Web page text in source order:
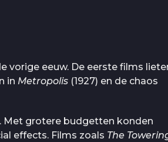
vorige eeuw. De eerste films
in Metropolis (1927) en de chaos
Met grotere budgetten konden
effects. Films zoals The